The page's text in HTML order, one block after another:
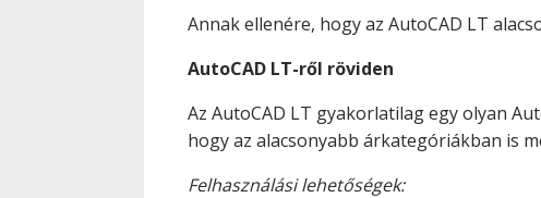
Annak ellenére, hogy az AutoCAD LT
AutoCAD LT-ről röviden
Az AutoCAD LT gyakorlatilag egy olyan
hogy az alacsonyabb árkategóriákban is
Felhasználási lehetőségek: